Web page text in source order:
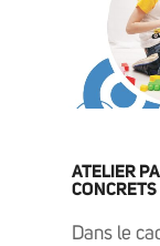
ATELIER
Dans le